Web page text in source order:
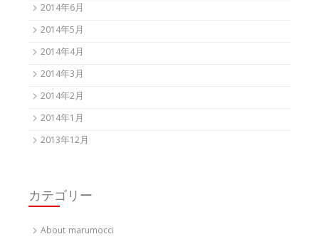
2014年6月
2014年5月
2014年4月
2014年3月
2014年2月
2014年1月
2013年12月
カテゴリー
About marumocci